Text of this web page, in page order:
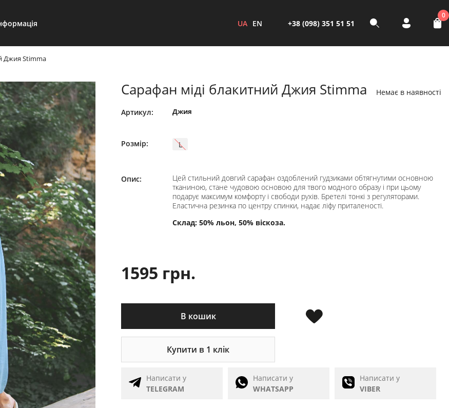
UA EN +38 (098) 351 51 51
0
Джия Stimma
Сарафан міді блакитний Джия Stimma Немає в наявності
Артикул: Джия
Розмір: L
Опис:
Цей стильний довгий сарафан оздоблений гудзиками обтягнутими основною
тканиною, стане чудовою основою для твого модного образу і при цьому
подарує максимум комфорту і свободи рухів. Бретелі тонкі з регуляторами.
Еластична резинка по центру спинки, надає ліфу приталеності.
Склад: 50% льон, 50% віскоза.
1595 грн.
В кошик
Купити в 1 клік
Написати у
TELEGRAM
Написати у
WHATSAPP
Написати у
VIBER